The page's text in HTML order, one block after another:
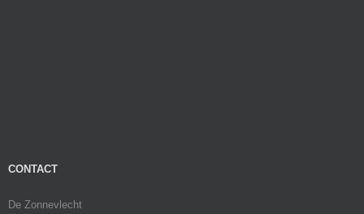
CONTACT
De Zonnevlecht